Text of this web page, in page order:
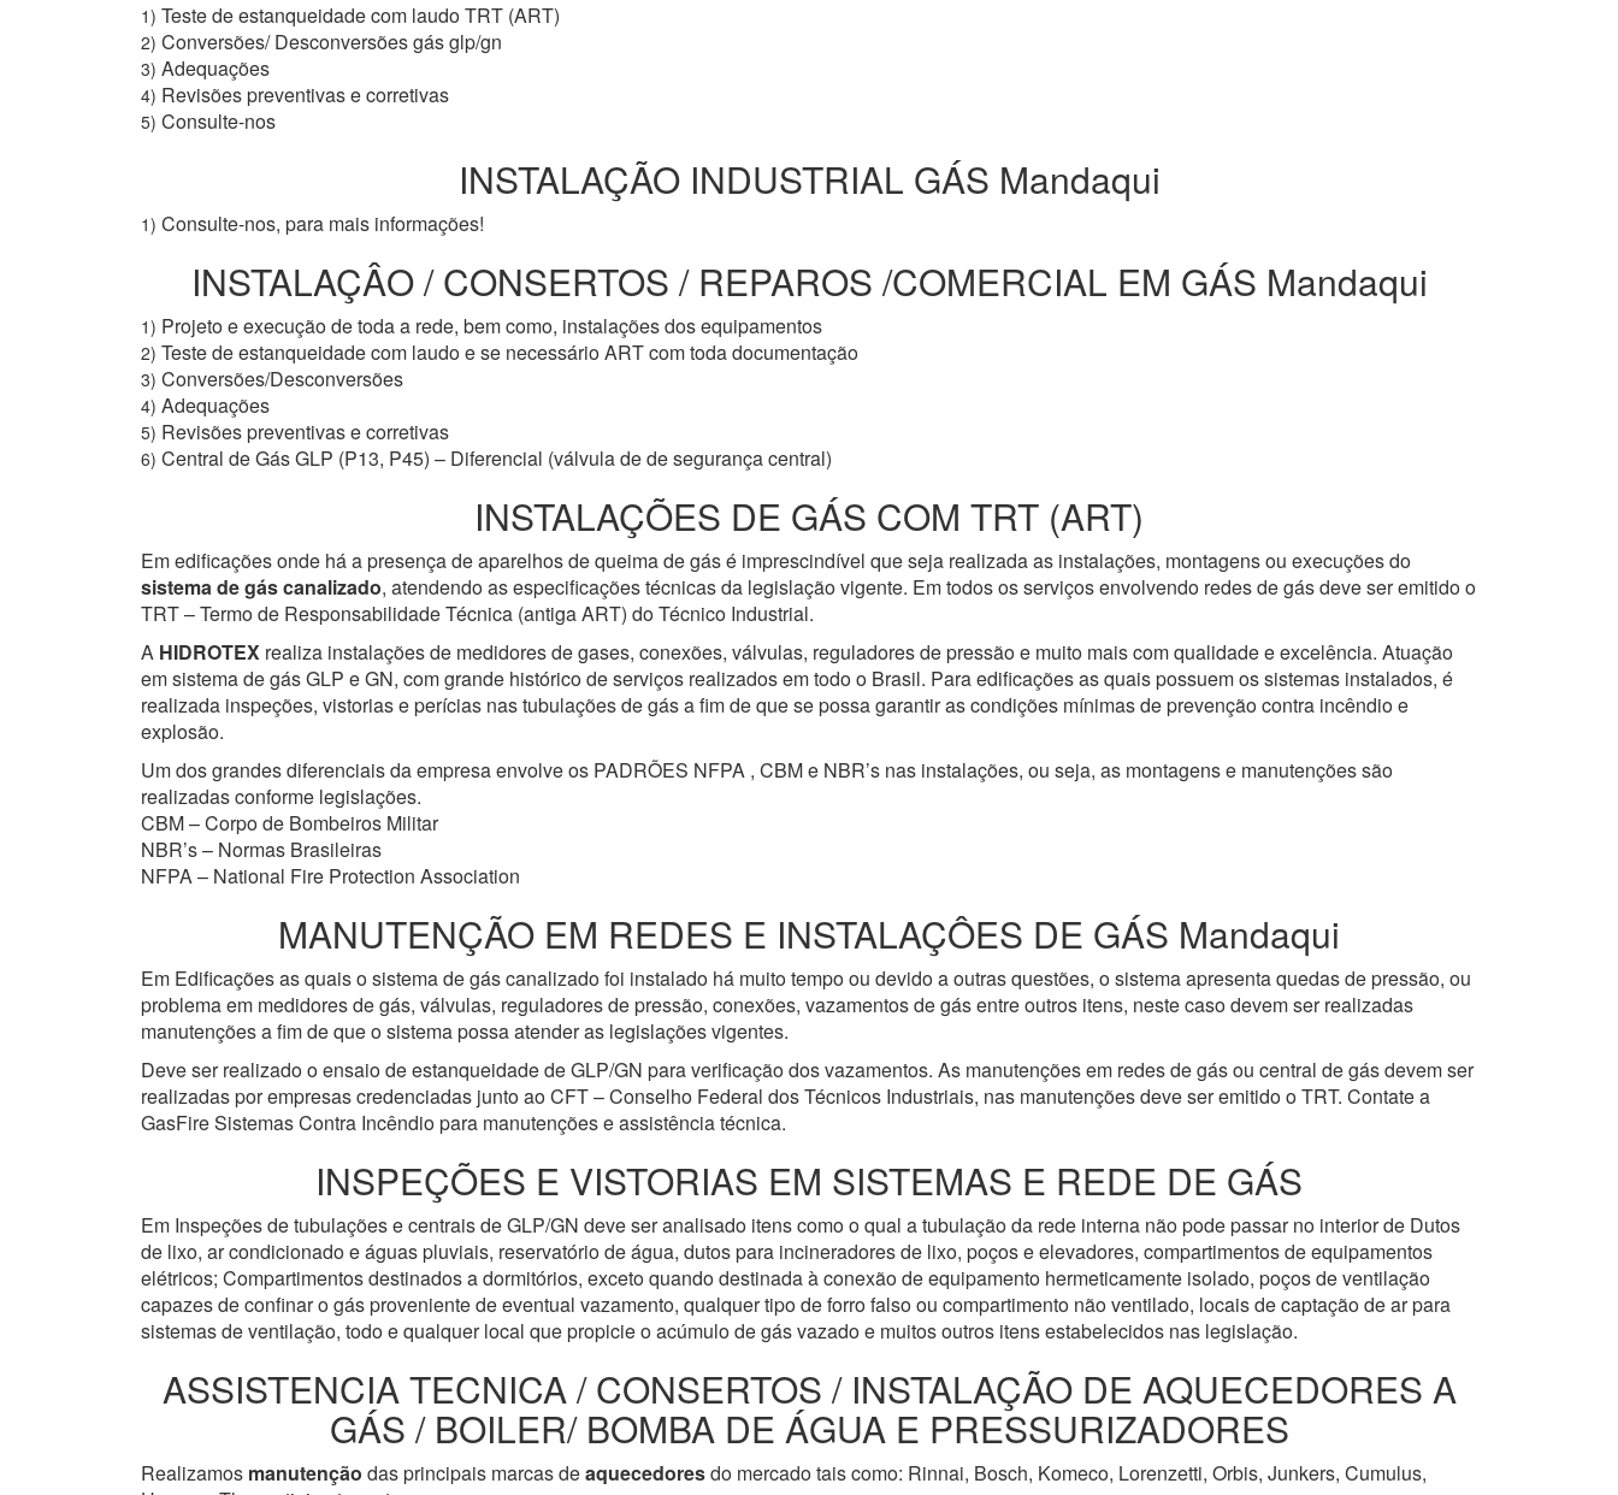
1) Teste de estanqueidade com laudo TRT (ART)
2) Conversões/ Desconversões gás glp/gn
3) Adequações
4) Revisões preventivas e corretivas
5) Consulte-nos
INSTALAÇÃO INDUSTRIAL GÁS Mandaqui
1) Consulte-nos, para mais informações!
INSTALAÇÂO / CONSERTOS / REPAROS /COMERCIAL EM GÁS Mandaqui
1) Projeto e execução de toda a rede, bem como, instalações dos equipamentos
2) Teste de estanqueidade com laudo e se necessário ART com toda documentação
3) Conversões/Desconversões
4) Adequações
5) Revisões preventivas e corretivas
6) Central de Gás GLP (P13, P45) – Diferencial (válvula de de segurança central)
INSTALAÇÕES DE GÁS COM TRT (ART)
Em edificações onde há a presença de aparelhos de queima de gás é imprescindível que seja realizada as instalações, montagens ou execuções do
sistema de gás canalizado, atendendo as especificações técnicas da legislação vigente. Em todos os serviços envolvendo redes de gás deve ser emitido o
TRT – Termo de Responsabilidade Técnica (antiga ART) do Técnico Industrial.
A HIDROTEX realiza instalações de medidores de gases, conexões, válvulas, reguladores de pressão e muito mais com qualidade e excelência. Atuação
em sistema de gás GLP e GN, com grande histórico de serviços realizados em todo o Brasil. Para edificações as quais possuem os sistemas instalados, é
realizada inspeções, vistorias e perícias nas tubulações de gás a fim de que se possa garantir as condições mínimas de prevenção contra incêndio e
explosão.
Um dos grandes diferenciais da empresa envolve os PADRÕES NFPA , CBM e NBR’s nas instalações, ou seja, as montagens e manutenções são
realizadas conforme legislações.
CBM – Corpo de Bombeiros Militar
NBR’s – Normas Brasileiras
NFPA – National Fire Protection Association
MANUTENÇÃO EM REDES E INSTALAÇÔES DE GÁS Mandaqui
Em Edificações as quais o sistema de gás canalizado foi instalado há muito tempo ou devido a outras questões, o sistema apresenta quedas de pressão, ou
problema em medidores de gás, válvulas, reguladores de pressão, conexões, vazamentos de gás entre outros itens, neste caso devem ser realizadas
manutenções a fim de que o sistema possa atender as legislações vigentes.
Deve ser realizado o ensaio de estanqueidade de GLP/GN para verificação dos vazamentos. As manutenções em redes de gás ou central de gás devem ser
realizadas por empresas credenciadas junto ao CFT – Conselho Federal dos Técnicos Industriais, nas manutenções deve ser emitido o TRT. Contate a
GasFire Sistemas Contra Incêndio para manutenções e assistência técnica.
INSPEÇÕES E VISTORIAS EM SISTEMAS E REDE DE GÁS
Em Inspeções de tubulações e centrais de GLP/GN deve ser analisado itens como o qual a tubulação da rede interna não pode passar no interior de Dutos
de lixo, ar condicionado e águas pluviais, reservatório de água, dutos para incineradores de lixo, poços e elevadores, compartimentos de equipamentos
elétricos; Compartimentos destinados a dormitórios, exceto quando destinada à conexão de equipamento hermeticamente isolado, poços de ventilação
capazes de confinar o gás proveniente de eventual vazamento, qualquer tipo de forro falso ou compartimento não ventilado, locais de captação de ar para
sistemas de ventilação, todo e qualquer local que propicie o acúmulo de gás vazado e muitos outros itens estabelecidos nas legislação.
ASSISTENCIA TECNICA / CONSERTOS / INSTALAÇÃO DE AQUECEDORES A
GÁS / BOILER/ BOMBA DE ÁGUA E PRESSURIZADORES
Realizamos manutenção das principais marcas deaquecedoresdo mercado tais como: Rinnai, Bosch, Komeco, Lorenzetti, Orbis, Junkers, Cumulus,